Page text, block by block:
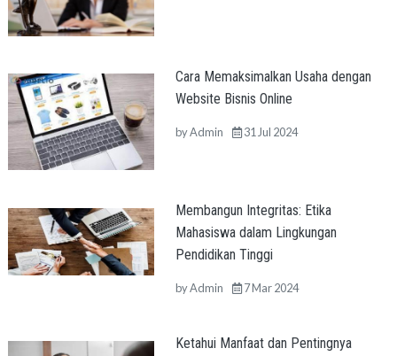
Cara Memaksimalkan Usaha dengan
Website Bisnis Online
byAdmin 31 Jul 2024
Membangun Integritas: Etika
Mahasiswa dalam Lingkungan
Pendidikan Tinggi
byAdmin 7 Mar 2024
Ketahui Manfaat dan Pentingnya